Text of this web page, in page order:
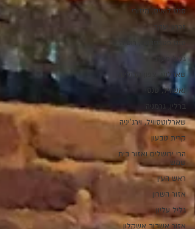
סנט לואיס, מיזורי
זכרון יעקב
גליל מערבי
שארלוט, צפון קרולינה
נאשוויל, טנסי
ברלין, גרמניה
שארלוטסוויל, וירג'יניה
קרית טבעון
הרי ירושלים ואזור בית
שמש
ראש העין
אזור השרון
גליל עליון
אזור אשדוד אשקלון